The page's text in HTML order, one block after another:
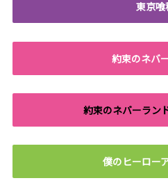
東京喰
約束のネバ
約束のネバーラン
僕のヒーロー